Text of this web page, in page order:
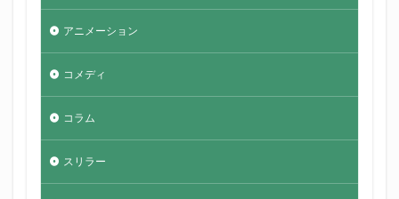
アニメーション
コメディ
コラム
スリラー